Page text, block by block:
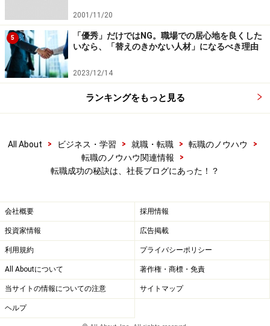
ゼネラルパートナーズの社長日記
…ゼネラルパートナーズ 進藤社長
■和心で働く社長のブログ
…株式会社和心 森社長
メロンパン社長ブログ
…移動販売コンサルティング 吉田社長
■nakamedia.com
…アライドアーキテクツ 中村社長
■「花を売らない花売り」女社長のブログ
…RE株式会社代表、江原社長
※記事内容は執筆時点のものです。最新の内容をご確認くださ
い。
2001/11/20
5
「優秀」だけではNG。職場での居心地を良くした
いなら、「替えのきかない人材」になるべき理由
2023/12/14
ランキングをもっと見る
All About > ビジネス・学習 > 就職・転職 > 転職のノウハウ
>
転職のノウハウ関連情報
>
転職成功の秘訣は、社長ブログにあった！？
会社概要 採用情報
投資家情報 広告掲載
利用規約 プライバシーポリシー
All Aboutについて 著作権・商標・免責
当サイトの情報についての注意 サイトマップ
ヘルプ